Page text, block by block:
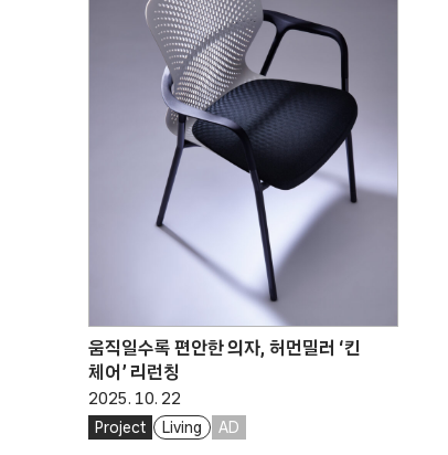
움직일수록 편안한 의자, 허먼밀러 ‘킨
체어’ 리런칭
2025. 10. 22
Project Living AD